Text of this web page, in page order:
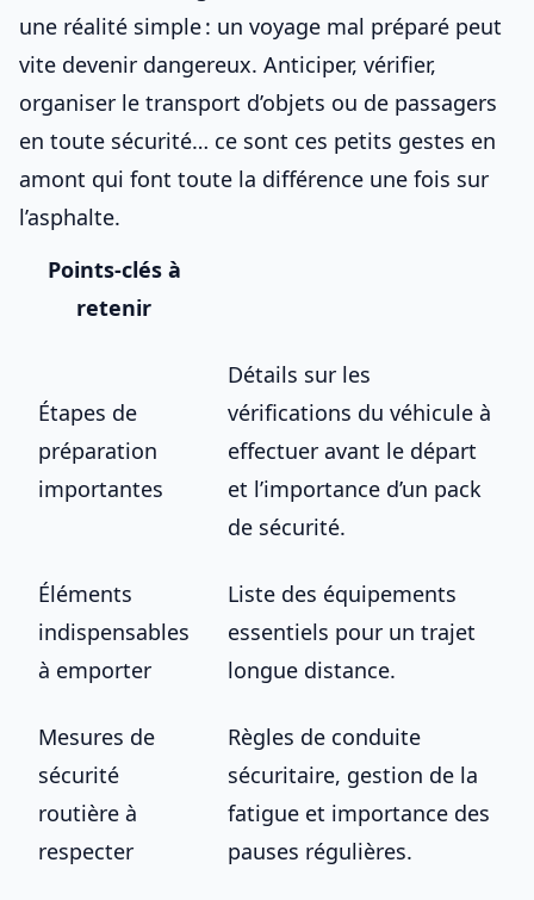
une réalité simple : un voyage mal préparé peut
vite devenir dangereux. Anticiper, vérifier,
organiser le transport d’objets ou de passagers
en toute sécurité… ce sont ces petits gestes en
amont qui font toute la différence une fois sur
l’asphalte.
Points-clés à
retenir
Étapes de
préparation
importantes
Détails sur les
vérifications du véhicule à
effectuer avant le départ
et l’importance d’un pack
de sécurité.
Éléments
indispensables
à emporter
Liste des équipements
essentiels pour un trajet
longue distance.
Mesures de
sécurité
routière à
respecter
Règles de conduite
sécuritaire, gestion de la
fatigue et importance des
pauses régulières.